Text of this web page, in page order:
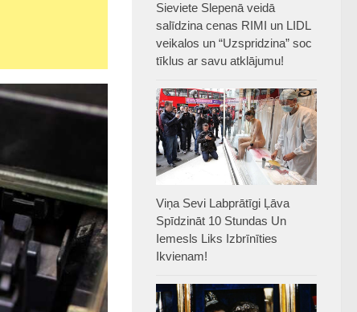
Sieviete Slepenā veidā
salīdzina cenas RIMI un LIDL
veikalos un “Uzspridzina” soc
tīklus ar savu atklājumu!
Viņa Sevi Labprātīgi Ļāva
Spīdzināt 10 Stundas Un
Iemesls Liks Izbrīnīties
Ikvienam!